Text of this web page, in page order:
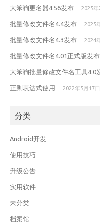
大笨狗更名器4.56发布 2025年
批量修改文件名4.4发布 2025
批量修改文件名4.3发布 2024
批量修改文件名4.01正式版发布
大笨狗批量修改文件名工具4.0
正则表达式使用 2022年5月17日
分类
Android开发
使用技巧
升级公告
实用软件
未分类
档案馆